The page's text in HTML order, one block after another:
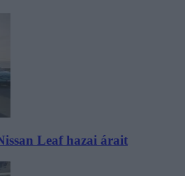
Leaf hazai árait